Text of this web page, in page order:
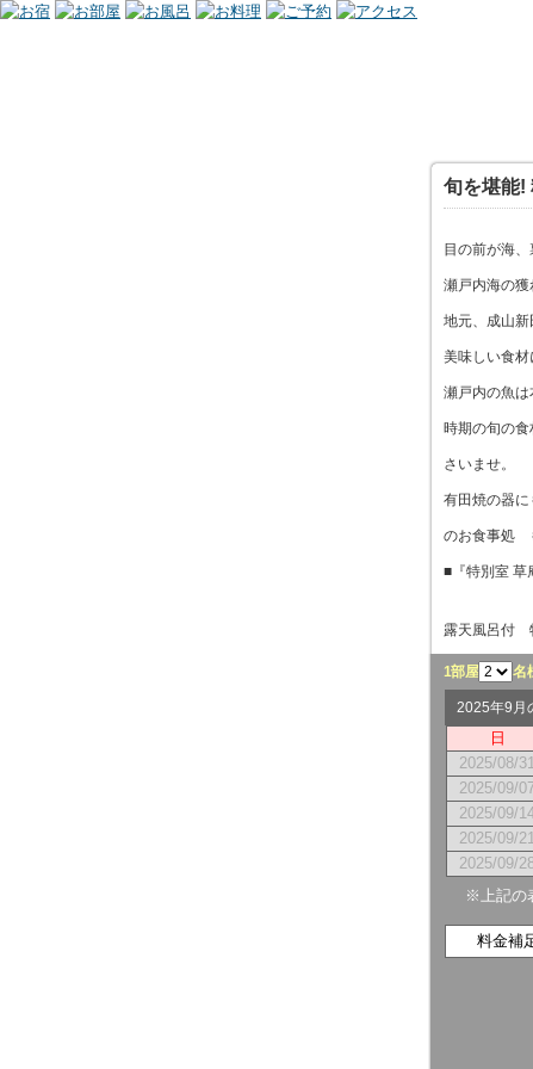
旬を堪能!
目の前が海、
瀬戸内海の獲
地元、成山新
美味しい食材
瀬戸内の魚
時期の旬の
さいませ。
有田焼の器に
のお食事処
■『特別室 草
露天風呂付
1部屋 名
2025年9月
日
2025/08/31
2025/09/
2025/09/
2025/09/21
2025/09/
※上記の
料金補